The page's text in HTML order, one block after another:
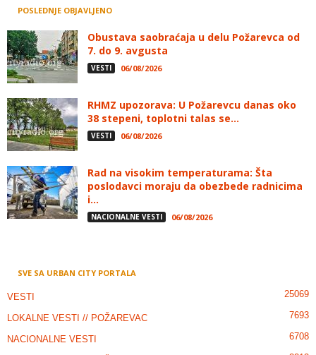
POSLEDNJE OBJAVLJENO
Obustava saobraćaja u delu Požarevca od
7. do 9. avgusta
VESTI 06/08/2026
RHMZ upozorava: U Požarevcu danas oko
38 stepeni, toplotni talas se...
VESTI 06/08/2026
Rad na visokim temperaturama: Šta
poslodavci moraju da obezbede radnicima
i...
NACIONALNE VESTI 06/08/2026
SVE SA URBAN CITY PORTALA
VESTI 25069
LOKALNE VESTI // POŽAREVAC 7693
NACIONALNE VESTI 6708